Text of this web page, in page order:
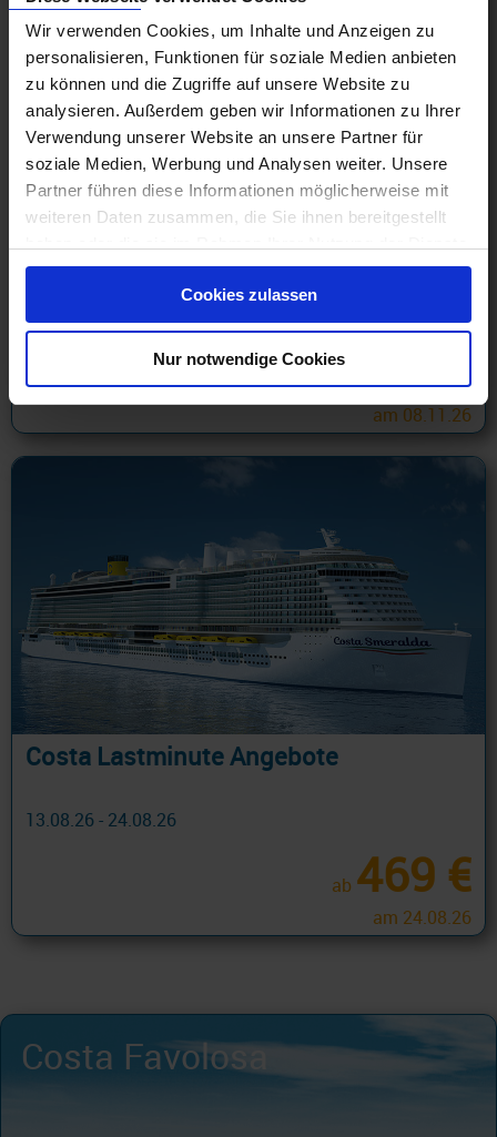
Wir verwenden Cookies, um Inhalte und Anzeigen zu
personalisieren, Funktionen für soziale Medien anbieten
zu können und die Zugriffe auf unsere Website zu
analysieren. Außerdem geben wir Informationen zu Ihrer
Verwendung unserer Website an unsere Partner für
soziale Medien, Werbung und Analysen weiter. Unsere
Partner führen diese Informationen möglicherweise mit
weiteren Daten zusammen, die Sie ihnen bereitgestellt
gesammelt haben.
Cookies zulassen
Nur notwendige Cookies
Costa Reisen ab Hamburg
Transatlantik 19 Tage ab Hamburg an Point-à-Pitre mit
15.08.26 - 19.09.27
ab499 €
am 08.11.26
Costa Lastminute Angebote
13.08.26 - 24.08.26
ab 469 €
am 24.08.26
Costa Favolosa